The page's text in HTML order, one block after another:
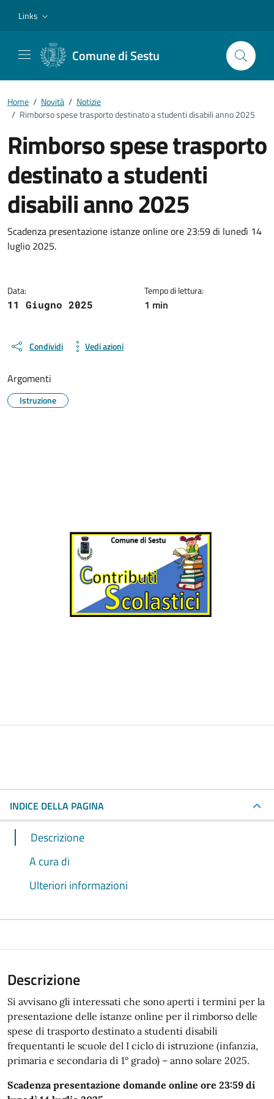
Links
Comune di Sestu
Home / Novità / Notizie
/ Rimborso spese trasporto destinato a studenti disabili anno 2025
Rimborso spese trasporto
destinato a studenti
disabili anno 2025
Dettagli della notizia
Scadenza presentazione istanze online ore 23:59 di lunedì 14
luglio 2025.
Data:
11 Giugno 2025
Tempo di lettura:
1 min
Condividi Vedi azioni
Argomenti
Istruzione
INDICE DELLA PAGINA
Descrizione
A cura di
Ulteriori informazioni
Descrizione
Si avvisano gli interessati che sono aperti i termini per la
presentazione delle istanze online per il rimborso delle
spese di trasporto destinato a studenti disabili
frequentanti le scuole del I ciclo di istruzione (infanzia,
primaria e secondaria di 1° grado) – anno solare 2025.
Scadenza presentazione domande online ore 23:59 di